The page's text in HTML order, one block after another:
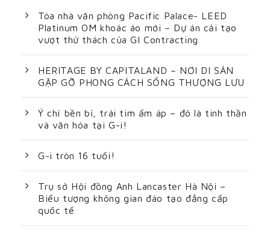
Tòa nhà văn phòng Pacific Palace- LEED
Platinum OM khoác áo mới – Dự án cải tạo
vượt thử thách của GI Contracting
HERITAGE BY CAPITALAND – NƠI DI SẢN
GẶP GỠ PHONG CÁCH SỐNG THƯỢNG LƯU
Ý chí bền bỉ, trái tim ấm áp – đó là tinh thần
và văn hóa tại G-i!
G-i tròn 16 tuổi!
Trụ sở Hội đồng Anh Lancaster Hà Nội –
Biểu tượng không gian đào tạo đẳng cấp
quốc tế